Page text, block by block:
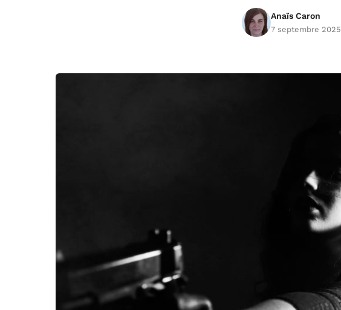
Anaïs Caron
7 septembre 2025